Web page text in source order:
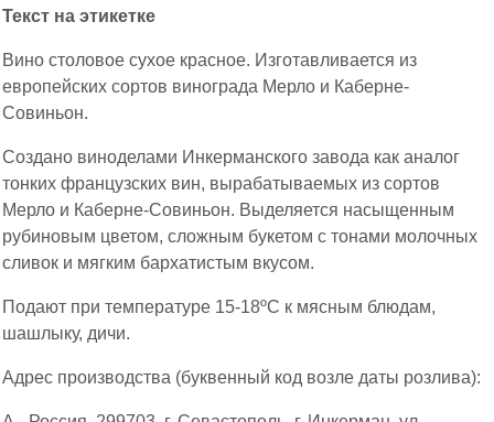
Текст на этикетке
Вино столовое сухое красное. Изготавливается из
европейских сортов винограда Мерло и Каберне-
Совиньон.
Создано виноделами Инкерманского завода как аналог
тонких французских вин, вырабатываемых из сортов
Мерло и Каберне-Совиньон. Выделяется насыщенным
рубиновым цветом, сложным букетом с тонами молочных
сливок и мягким бархатистым вкусом.
Подают при температуре 15-18ºС к мясным блюдам,
шашлыку, дичи.
Адрес производства (буквенный код возле даты розлива):